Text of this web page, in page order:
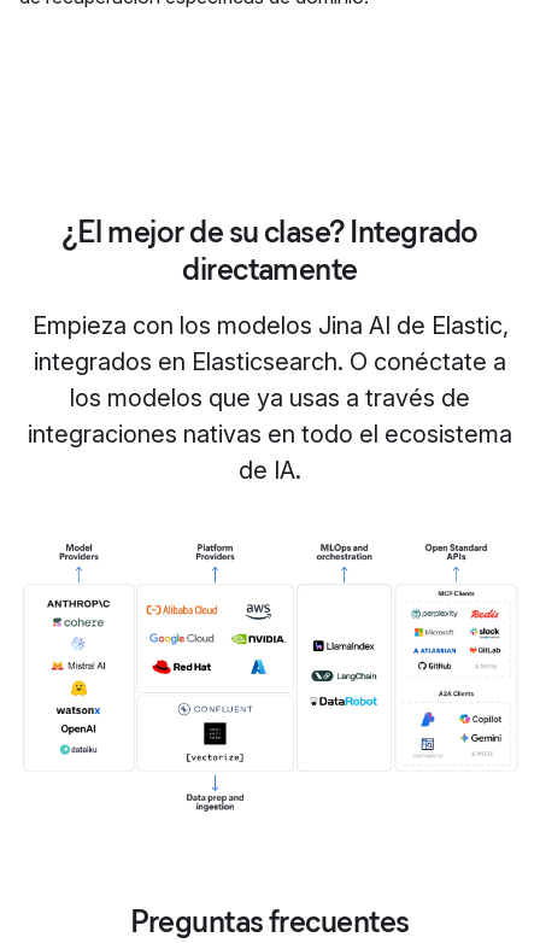
¿El mejor de su clase? Integrado
directamente
Empieza con los modelos Jina AI de Elastic,
integrados en Elasticsearch. O conéctate a
los modelos que ya usas a través de
integraciones nativas en todo el ecosistema
de IA.
Preguntas frecuentes